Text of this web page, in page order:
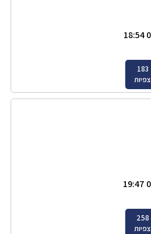
183
צפיות
258
צפיות